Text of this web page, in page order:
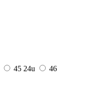
45 24u
46